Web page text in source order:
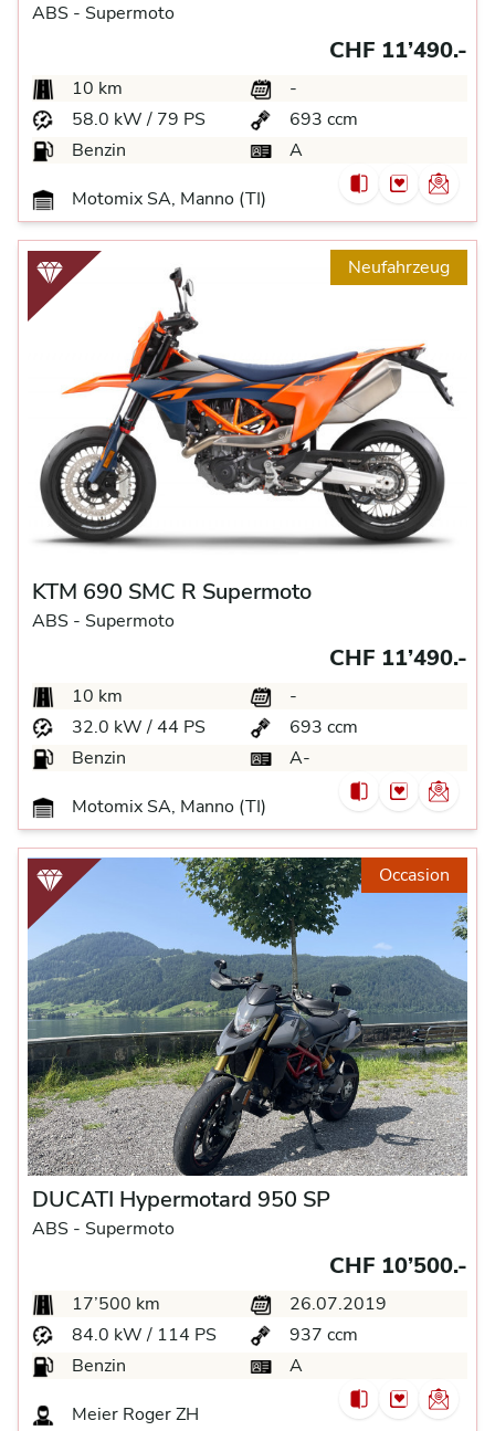
ABS - Supermoto
CHF 11’490.-
10 km
-
58.0 kW / 79 PS
693 ccm
Benzin
A
Motomix SA, Manno (TI)
Neufahrzeug
KTM 690 SMC R Supermoto
ABS - Supermoto
CHF 11’490.-
10 km
-
32.0 kW / 44 PS
693 ccm
Benzin
A-
Motomix SA, Manno (TI)
Occasion
DUCATI Hypermotard 950 SP
ABS - Supermoto
CHF 10’500.-
17’500 km
26.07.2019
84.0 kW / 114 PS
937 ccm
Benzin
A
Meier Roger ZH